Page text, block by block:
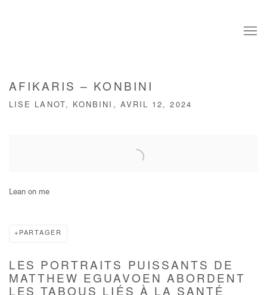
AFIKARIS – KONBINI
LISE LANOT, KONBINI, AVRIL 12, 2024
Lean on me
PARTAGER
LES PORTRAITS PUISSANTS DE
MATTHEW EGUAVOEN ABORDENT
LES TABOUS LIÉS À LA SANTÉ